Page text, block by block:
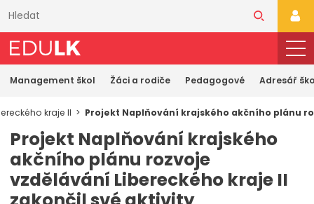
obsahu
Management škol Žáci a rodiče Pedagogové Adresář
kraje II Projekt Naplňování krajského akčního plánu
Projekt Naplňování krajského
akčního plánu rozvoje
vzdělávání Libereckého kraje II